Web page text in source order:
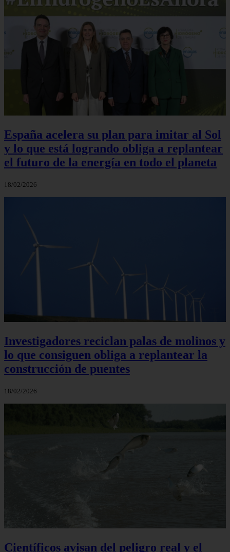
España acelera su plan para imitar al Sol
y lo que está logrando obliga a replantear
el futuro de la energía en todo el planeta
18/02/2026
Investigadores reciclan palas de molinos y
lo que consiguen obliga a replantear la
construcción de puentes
18/02/2026
Científicos avisan del peligro real y el